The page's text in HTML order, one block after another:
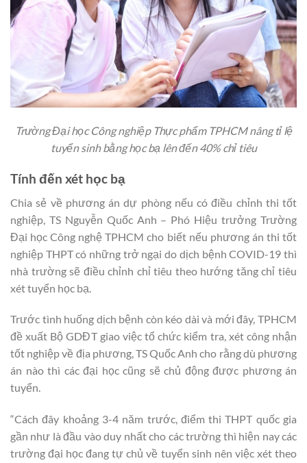
Trường Đại học Công nghiệp Thực phẩm TPHCM nâng tỉ lệ
tuyển sinh bằng học bạ lên đến 40% chỉ tiêu
Tính đến xét học bạ
Chia sẻ về phương án dự phòng nếu có điều chỉnh thi tốt
nghiệp, TS Nguyễn Quốc Anh – Phó Hiệu trưởng Trường
Đại học Công nghệ TPHCM cho biết nếu phương án thi tốt
nghiệp THPT có những trở ngại do dịch bệnh COVID-19 thì
nhà trường sẽ điều chỉnh chỉ tiêu theo hướng tăng chỉ tiêu
xét tuyển học bạ.
Trước tình huống dịch bệnh còn kéo dài và mới đây, TPHCM
đề xuất Bộ GDĐT giao việc tổ chức kiểm tra, xét công nhận
tốt nghiệp về địa phương, TS Quốc Anh cho rằng dù phương
án nào thì các đại học cũng sẽ chủ động được phương án
tuyển.
“Cách đây khoảng 3-4 năm trước, điểm thi THPT quốc gia
gần như là đầu vào duy nhất cho các trường thì hiện nay các
trường đại học đang tự chủ về tuyển sinh nên việc xét theo